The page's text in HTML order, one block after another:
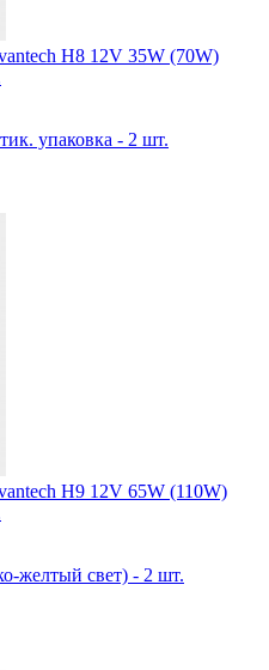
H8 12V 35W (70W)
упаковка - 2 шт.
H9 12V 65W (110W)
желтый свет) - 2 шт.